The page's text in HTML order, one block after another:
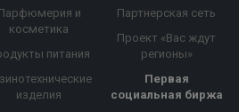
и
косметика
питания
изделия
Партнерская сеть
Проект «Вас ждут
регионы»
Первая
социальная биржа